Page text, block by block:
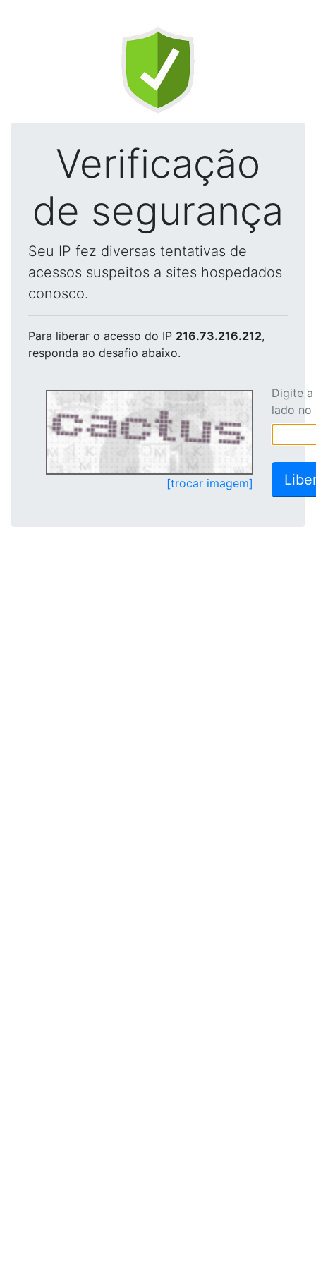
Verificação
de segurança
Seu IP fez diversas tentativas de
acessos suspeitos a sites hospedados
conosco.
Para liberar o acesso do IP 216.73.216.212,
responda ao desafio abaixo.
[trocar imagem]
Digite
lado no